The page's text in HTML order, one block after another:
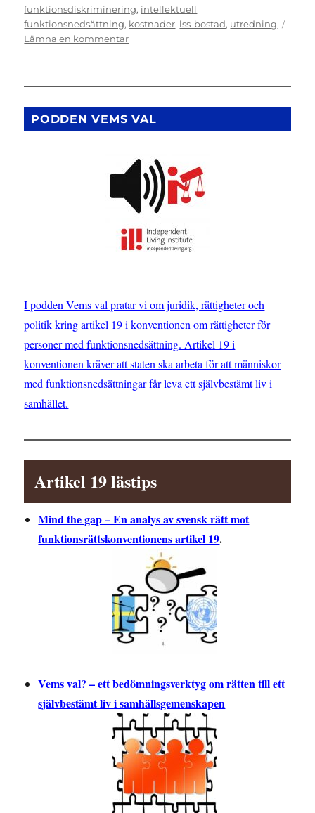
funktionsdiskriminering, intellektuell
funktionsnedsättning, kostnader, lss-bostad, utredning
Lämna en kommentartill
månad”
PODDEN VEMS VAL
I podden Vems val pratar vi om juridik, rättigheter och
politik kring artikel 19 i konventionen om rättigheter för
personer med funktionsnedsättning. Artikel 19 i
konventionen kräver att staten ska arbeta för att människor
med funktionsnedsättningar får leva ett självbestämt liv i
samhället.
Artikel 19 lästips
Mind the gap – En analys av svensk rätt mot
funktionsrättskonventionens artikel 19.
Vems val? – ett bedömningsverktyg om rätten till ett
självbestämt liv i samhällsgemenskapen